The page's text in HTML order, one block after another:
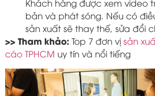
Khách hàng được xem video
bản và phát sóng. Nếu có
sản xuất sẽ thay thế, sửa đổi
>> Tham khảo: Top 7 đơn vị sản
cáo TPHCM uy tín và nổi tiếng